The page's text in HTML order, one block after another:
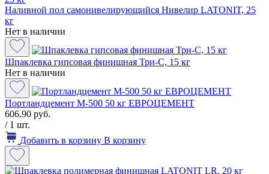
Наливной пол самонивелирующийся Нивелир LATONIT, 25
кг
Нет в наличии
Шпаклевка гипсовая финишная Три-С, 15 кг
Нет в наличии
Портландцемент М-500 50 кг ЕВРОЦЕМЕНТ
606.90 руб.
/ 1 шт.
Добавить в корзину В корзину